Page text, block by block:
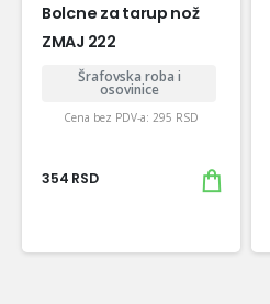
Bolcne za tarup nož
ZMAJ 222
Šrafovska roba i
osovinice
Cena bez PDV-a: 295 RSD
354 RSD